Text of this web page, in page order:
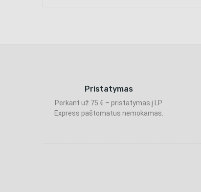
Pristatymas
Perkant už 75 € – pristatymas į LP
Express paštomatus nemokamas.